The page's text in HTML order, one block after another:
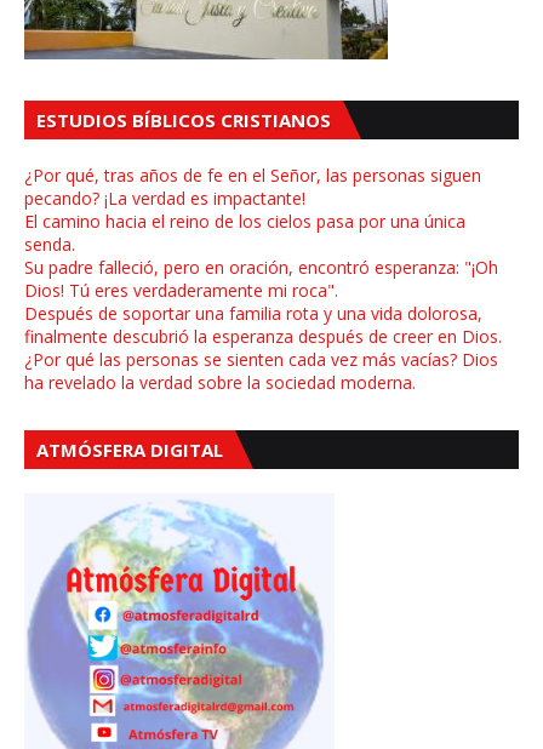
ESTUDIOS BÍBLICOS CRISTIANOS
¿Por qué, tras años de fe en el Señor, las personas siguen
pecando? ¡La verdad es impactante!
El camino hacia el reino de los cielos pasa por una única
senda.
Su padre falleció, pero en oración, encontró esperanza: "¡Oh
Dios! Tú eres verdaderamente mi roca".
Después de soportar una familia rota y una vida dolorosa,
finalmente descubrió la esperanza después de creer en Dios.
¿Por qué las personas se sienten cada vez más vacías? Dios
ha revelado la verdad sobre la sociedad moderna.
ATMÓSFERA DIGITAL